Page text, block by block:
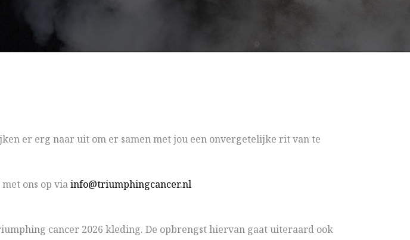
er erg naar uit om er samen met jou een onvergetelijke rit van te
ons op viainfo@triumphingcancer.nl
cancer 2026 kleding. De opbrengst hiervan gaat uiteraard ook